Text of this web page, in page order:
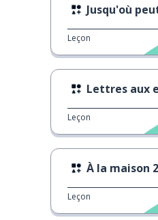
Jusqu'où peut
Leçon
Lettres aux
Leçon
À la maison 2
Leçon